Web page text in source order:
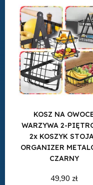
KOSZ NA
WARZYWA 2-
2x KOSZYK
ORGANIZER
CZARNY
49,90 zł